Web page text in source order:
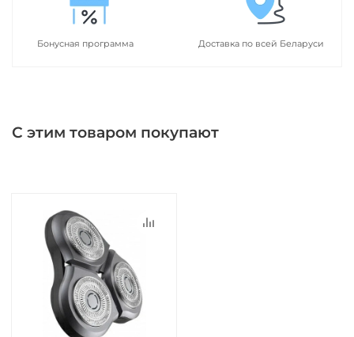
Бонусная программа Доставка по всей Беларуси
С этим товаром покупают